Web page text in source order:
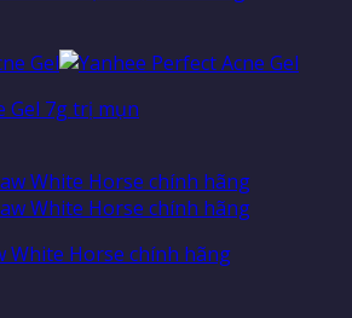
Gel 7g trị mụn
White Horse chính hãng